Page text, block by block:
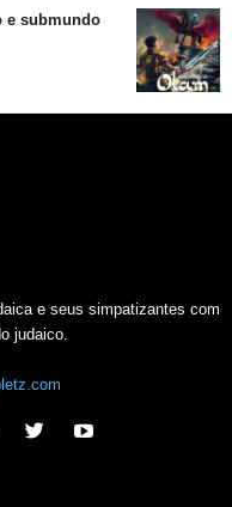
e submundo
e seus simpatizantes com
judaico.